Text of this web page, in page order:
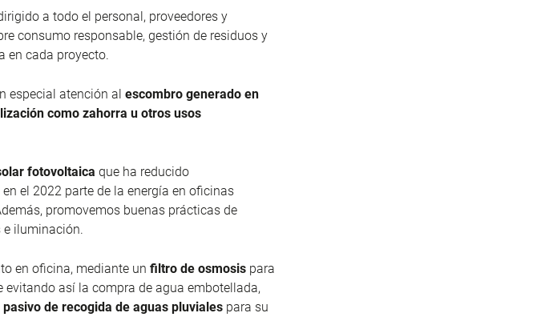
a todo el personal, proveedores y
consumo responsable, gestión de residuos y
en cada proyecto.
especial atención al escombro generado en
como zahorra u otros usos
fotovoltaica que ha reducido
el 2022 parte de la energía en oficinas
promovemos buenas prácticas de
iluminación.
en oficina, mediante un filtro de osmosis para
así la compra de agua embotellada,
de recogida de aguas pluviales para su